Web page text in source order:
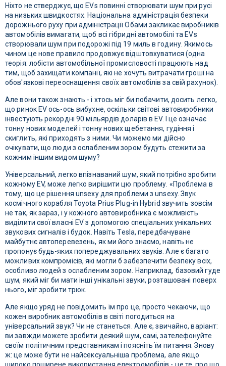
Ніхто не стверджує, що EVs повинні створювати шум при русі
на низьких швидкостях. Національна адміністрація безпеки
дорожнього руху при адміністрації Обами закликає виробників
автомобілів вимагати, щоб всі гібридні автомобілі та EVs
створювали шум при подорожі під 19 миль в годину. Якимось
чином це нове правило продовжує відштовхуватися (одна
теорія: лобісти автомобільної промисловості працюють над
тим, щоб захищати компанії, які не хочуть витрачати гроші на
обов'язкові переоснащення своїх автомобілів за свій рахунок).
Але вони також знають - і хтось міг би побачити, досить легко,
що ринок EV ось-ось вибухне, оскільки світові автовиробники
інвестують рекордні 90 мільярдів доларів в EV. І це означає
тонну нових моделей і тонну нових щебетання, гудіння і
скиглить, які приходять з ними. Чи можемо ми дійсно
очікувати, що люди з ослабленим зором будуть стежити за
кожним іншим видом шуму?
Універсальний, легко впізнаваний шум, який потрібно зробити
кожному EV, може легко вирішити цю проблему. «Проблема в
тому, що це рішення unsexy для проблеми з unsexy. Звук
космічного корабля Toyota Prius Plug-in Hybrid звучить зовсім
не так, як зараз, і у кожного автовиробника є можливість
виділити свої власні EV з допомогою спеціальних унікальних
звукових сигналів і будок. Навіть Tesla, передбачуване
майбутнє автоперевезень, як ми його знаємо, навіть не
пропонує будь-яких попереджувальних звуків. Але є багато
можливих компромісів, які могли б забезпечити безпеку всіх,
особливо людей з ослабленим зором. Наприклад, базовий гуде
шум, який міг би мати інші унікальні звуки, розташовані поверх
нього, міг зробити трюк.
Але якщо уряд не повідомить їм про це, просто чекаючи, що
кожен виробник автомобілів в світі погодиться на
універсальний звук? Чи не станеться. Але є, звичайно, варіант:
ви завжди можете зробити деякий шум, самі, зателефонуйте
своїм політичним представникам і поясніть їм питання. Знову
ж: це може бути не найсексуальніша проблема, але якщо